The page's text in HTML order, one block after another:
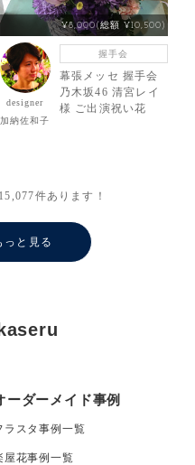
¥8,000(総額 ¥10,500)
designer
加納佐和子
握手会
幕張メッセ 握手会
乃木坂46 清宮レイ
様 ご出演祝い花
15,077件あります！
っと見る
ーダーメイド事例
ラスタ事例一覧
屋花事例一覧